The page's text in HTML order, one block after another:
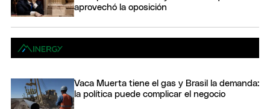
aprovechó la oposición
Vaca Muerta tiene el gas y Brasil la demanda:
la política puede complicar el negocio